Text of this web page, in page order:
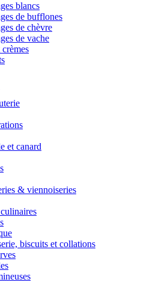
blancs
de bufflones
de chèvre
de vache
et canard
& viennoiseries
biscuits et collations